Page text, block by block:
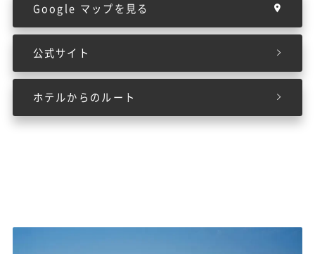
Google マップを見る
公式サイト
ホテルからのルート